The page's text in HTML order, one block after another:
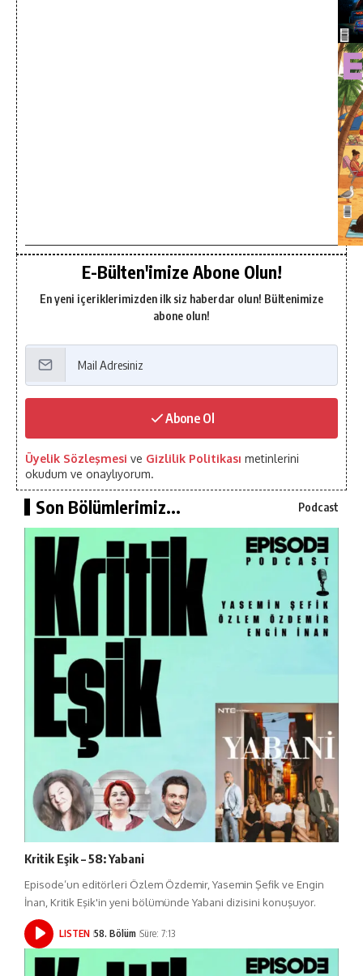
E-Bülten'imize Abone Olun!
En yeni içeriklerimizden ilk siz haberdar olun! Bültenimize
abone olun!
Abone Ol
Üyelik Sözleşmesi ve Gizlilik Politikası metinlerini
okudum ve onaylıyorum.
Son Bölümlerimiz... Podcast
Kritik Eşik – 58: Yabani
Episode’un editörleri Özlem Özdemir, Yasemin Şefik ve Engin
İnan, Kritik Eşik'in yeni bölümünde Yabani dizisini konuşuyor.
LISTEN 58. Bölüm Süre: 7:13